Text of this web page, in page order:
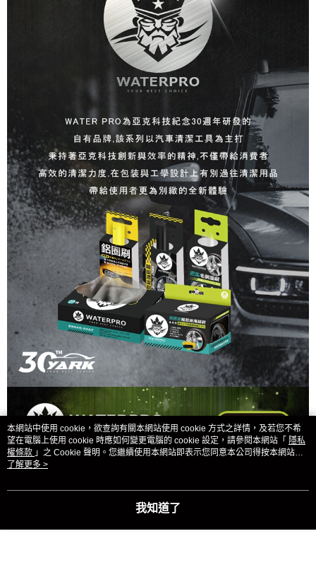
本網站中使用 cookie，欲查詢有關本網站使用 cookie 方式之詳情，及若您不希
望在電腦上使用 cookie 時應如何變更電腦的 cookie 設定，請參閱本網站「 隱私
權條款 」之 Cookie 聲明。您繼續使用本網站即表示您同意本公司得按本網站使
用條款之 Cookie 聲明使用 cookie。
了解更多 >
我知道了